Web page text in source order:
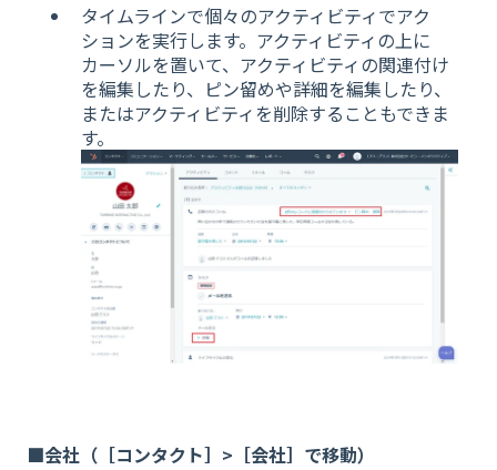
タイムラインで個々のアクティビティでアク
ションを実行します。アクティビティの上に
カーソルを置いて、アクティビティの関連付け
を編集したり、ピン留めや詳細を編集したり、
またはアクティビティを削除することもできま
す。
■会社（［コンタクト］>［会社］で移動）